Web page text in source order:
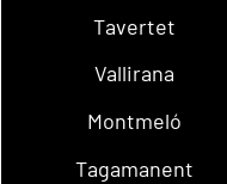
Tavertet
Vallirana
Montmeló
Tagamanent